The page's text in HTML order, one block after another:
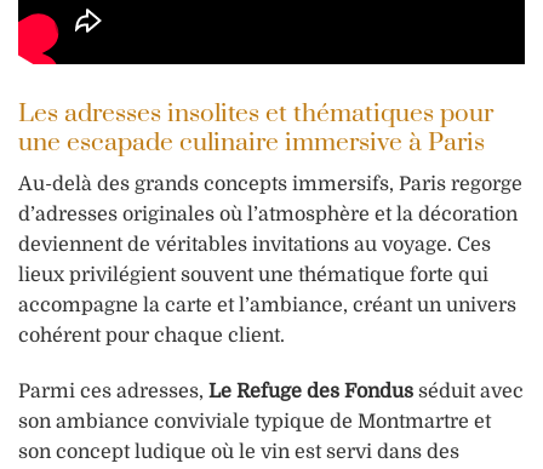
Les adresses insolites et thématiques pour
une escapade culinaire immersive à Paris
Au-delà des grands concepts immersifs, Paris regorge
d’adresses originales où l’atmosphère et la décoration
deviennent de véritables invitations au voyage. Ces
lieux privilégient souvent une thématique forte qui
accompagne la carte et l’ambiance, créant un univers
cohérent pour chaque client.
Parmi ces adresses, Le Refuge des Fondus séduit avec
son ambiance conviviale typique de Montmartre et
son concept ludique où le vin est servi dans des